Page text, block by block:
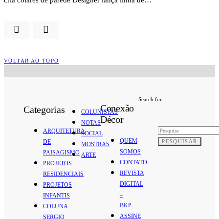
VOLTAR AO TOPO
Categorias
ARQUITETURA
DE
PAISAGISMO
PROJETOS
RESIDENCIAIS
PROJETOS
INFANTIS
COLUNA
SERGIO
COLUNISTAS
NOTAS
SOCIAL
MOSTRAS
ARTE
Conexão
Décor
QUEM
SOMOS
CONTATO
REVISTA
DIGITAL
–
BKP
ASSINE
Search for:
PESQUISAR